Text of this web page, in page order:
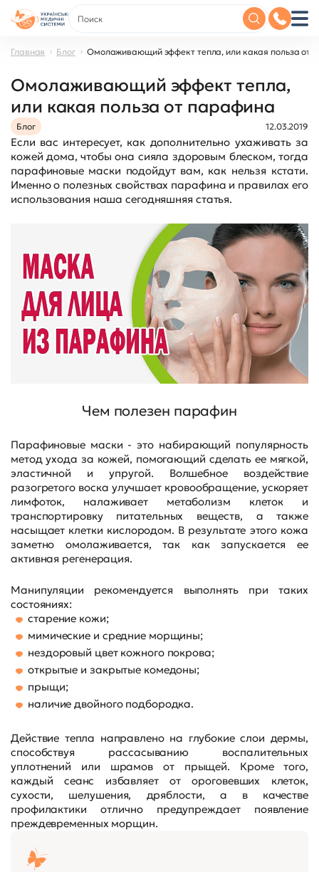
Главная Блог Омолаживающий эффект тепла, или какая польза от
Омолаживающий эффект тепла,
или какая польза от парафина
Блог 12.03.2019
Если вас интересует, как дополнительно ухаживать за
кожей дома, чтобы она сияла здоровым блеском, тогда
парафиновые маски подойдут вам, как нельзя кстати.
Именно о полезных свойствах парафина и правилах его
использования наша сегодняшняя статья.
Чем полезен парафин
Парафиновые маски - это набирающий популярность
метод ухода за кожей, помогающий сделать ее мягкой,
эластичной и упругой. Волшебное воздействие
разогретого воска улучшает кровообращение, ускоряет
лимфоток, налаживает метаболизм клеток и
транспортировку питательных веществ, а также
насыщает клетки кислородом. В результате этого кожа
заметно омолаживается, так как запускается ее
активная регенерация.
Манипуляции рекомендуется выполнять при таких
состояниях:
старение кожи;
мимические и средние морщины;
нездоровый цвет кожного покрова;
открытые и закрытые комедоны;
прыщи;
наличие двойного подбородка.
Действие тепла направлено на глубокие слои дермы,
способствуя рассасыванию воспалительных
уплотнений или шрамов от прыщей. Кроме того,
каждый сеанс избавляет от ороговевших клеток,
сухости, шелушения, дряблости, а в качестве
профилактики отлично предупреждает появление
преждевременных морщин.